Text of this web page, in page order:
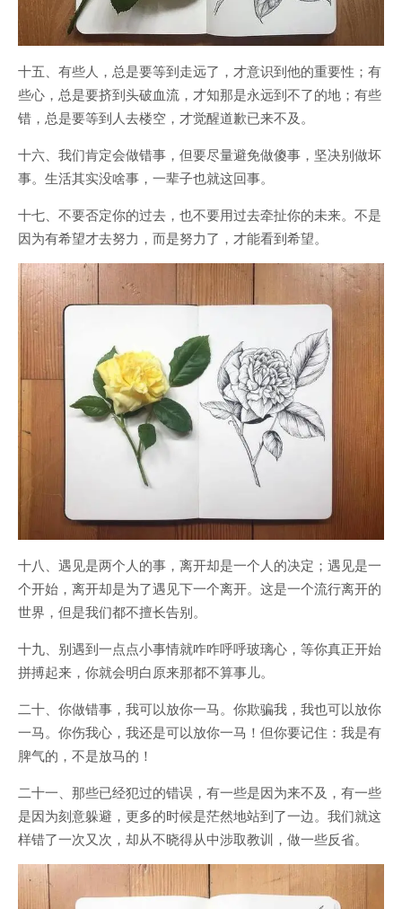
十五、有些人，总是要等到走远了，才意识到他的重要性；有
些心，总是要挤到头破血流，才知那是永远到不了的地；有些
错，总是要等到人去楼空，才觉醒道歉已来不及。
十六、我们肯定会做错事，但要尽量避免做傻事，坚决别做坏
事。生活其实没啥事，一辈子也就这回事。
十七、不要否定你的过去，也不要用过去牵扯你的未来。不是
因为有希望才去努力，而是努力了，才能看到希望。
十八、遇见是两个人的事，离开却是一个人的决定；遇见是一
个开始，离开却是为了遇见下一个离开。这是一个流行离开的
世界，但是我们都不擅长告别。
十九、别遇到一点点小事情就咋咋呼呼玻璃心，等你真正开始
拼搏起来，你就会明白原来那都不算事儿。
二十、你做错事，我可以放你一马。你欺骗我，我也可以放你
一马。你伤我心，我还是可以放你一马！但你要记住：我是有
脾气的，不是放马的！
二十一、那些已经犯过的错误，有一些是因为来不及，有一些
是因为刻意躲避，更多的时候是茫然地站到了一边。我们就这
样错了一次又次，却从不晓得从中涉取教训，做一些反省。